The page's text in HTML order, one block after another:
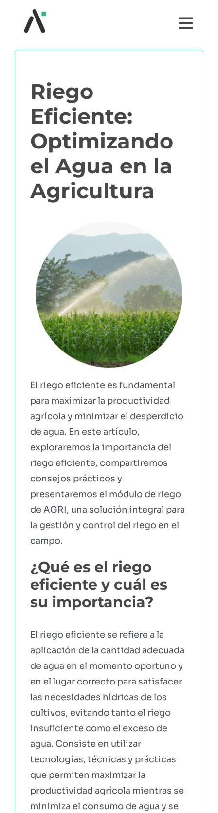
¿QUÉ ES AGRI?
MÓDULOS
TESTIMONIOS
PRECIOS
PARTNERS
EBOOKS Y RECURSOS
PRUÉBALO GRATIS
Riego
Eficiente:
Optimizando
el Agua en la
Agricultura
El riego eficiente es fundamental
para maximizar la productividad
agrícola y minimizar el desperdicio
de agua. En este artículo,
exploraremos la importancia del
riego eficiente, compartiremos
consejos prácticos y
presentaremos el módulo de riego
de AGRI, una solución integral para
la gestión y control del riego en el
campo.
¿Qué es el riego
eficiente y cuál es
su importancia?
El riego eficiente se refiere a la
aplicación de la cantidad adecuada
de agua en el momento oportuno y
en el lugar correcto para satisfacer
las necesidades hídricas de los
cultivos, evitando tanto el riego
insuficiente como el exceso de
agua. Consiste en utilizar
tecnologías, técnicas y prácticas
que permiten maximizar la
productividad agrícola mientras se
minimiza el consumo de agua y se